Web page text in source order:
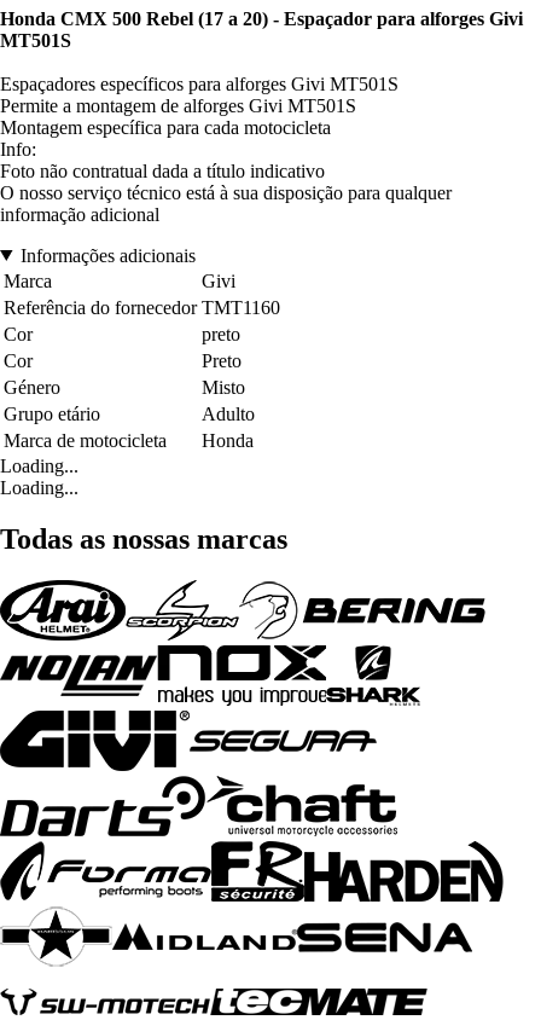
Honda CMX 500 Rebel (17 a 20) - Espaçador para alforges Givi
MT501S
Espaçadores específicos para alforges Givi MT501S
Permite a montagem de alforges Givi MT501S
Montagem específica para cada motocicleta
Info:
Foto não contratual dada a título indicativo
O nosso serviço técnico está à sua disposição para qualquer
informação adicional
Informações adicionais
Marca
Givi
Referência do fornecedor TMT1160
Cor
preto
Cor
Preto
Género
Misto
Grupo etário
Adulto
Marca de motocicleta
Honda
Loading...
Loading...
Todas as nossas marcas